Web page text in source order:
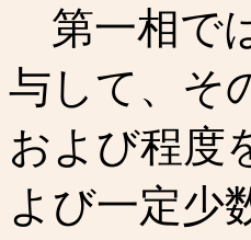
第一相で
与して、そ
および程度
よび一定少